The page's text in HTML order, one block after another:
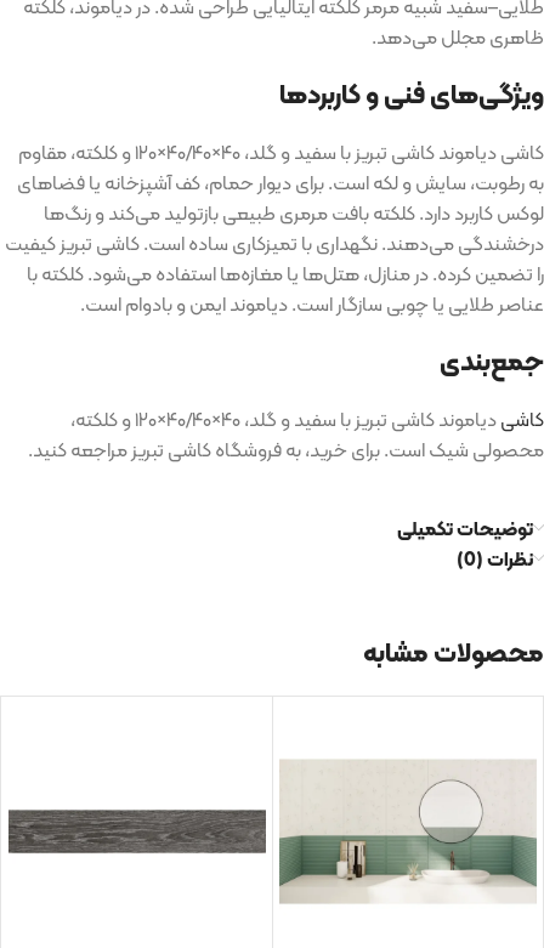
طلایی–سفید شبیه مرمر کلکته ایتالیایی طراحی شده.در دیاموند، کلکته
ظاهری مجلل می‌دهد.
ویژگی‌های فنی و کاربردها
کاشی دیاموند کاشی تبریز با سفید و گلد، ۴۰ × ۴۰/۴۰ ×
۱۲۰ و کلکته، مقاوم
به رطوبت، سایش و لکه است.برای دیوار حمام، کف آشپزخانه یا فضاهای
لوکس کاربرد دارد.کلکته بافت مرمری طبیعی بازتولید می‌کند و رنگ‌ها
درخشندگی می‌دهند.نگهداری با تمیزکاری ساده است.کاشی تبریز کیفیت
را تضمین کرده.در منازل، هتل‌ها یا مغازه‌ها استفاده می‌شود.کلکته با
عناصر طلایی یا چوبی سازگار است.دیاموند ایمن و بادوام است.
جمع‌بندی
کاشیدیاموند کاشی تبریز با سفید و گلد، ۴۰ × ۴۰/۴۰ ×
۱۲۰ و کلکته،
محصولی شیک است.برای خرید، به فروشگاه کاشی تبریز مراجعه کنید.
توضیحات تکمیلی
نظرات (0)
محصولات مشابه